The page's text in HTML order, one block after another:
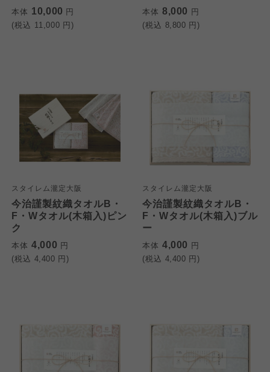
本体 10,000 円
(税込 11,000 円)
本体 8,000 円
(税込 8,800 円)
スタイレム瀧定大阪
今治謹製紋織タオルB・
F・Wタオル(木箱入)ピン
ク
本体 4,000 円
(税込 4,400 円)
スタイレム瀧定大阪
今治謹製紋織タオルB・
F・Wタオル(木箱入)ブル
ー
本体 4,000 円
(税込 4,400 円)